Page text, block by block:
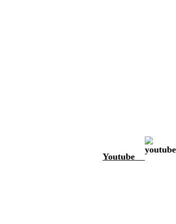
Youtube